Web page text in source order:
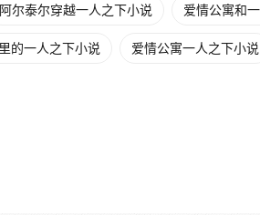
阿尔泰尔穿越一人之下小说 爱情公寓和
的一人之下小说 爱情公寓一人之下小说